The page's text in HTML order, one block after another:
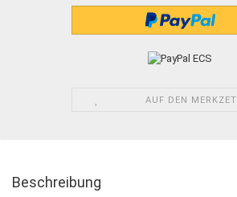
AUF DEN
Beschreibung